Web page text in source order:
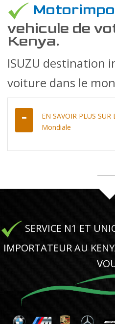
vehicule de
Kenya.
ISUZU destination
voiture dans le
EN SAVOIR PLUS
Mondiale
SERVICE N1 ET
IMPORTATEUR AU